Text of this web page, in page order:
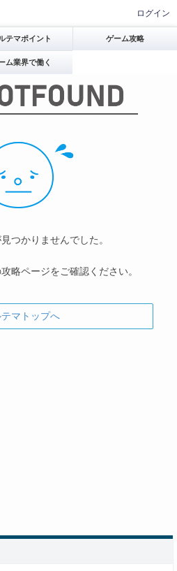
ログイン
テマポイント ゲーム攻略
ム業界で働く
つかりませんでした。
略ページをご確認ください。
マトップへ